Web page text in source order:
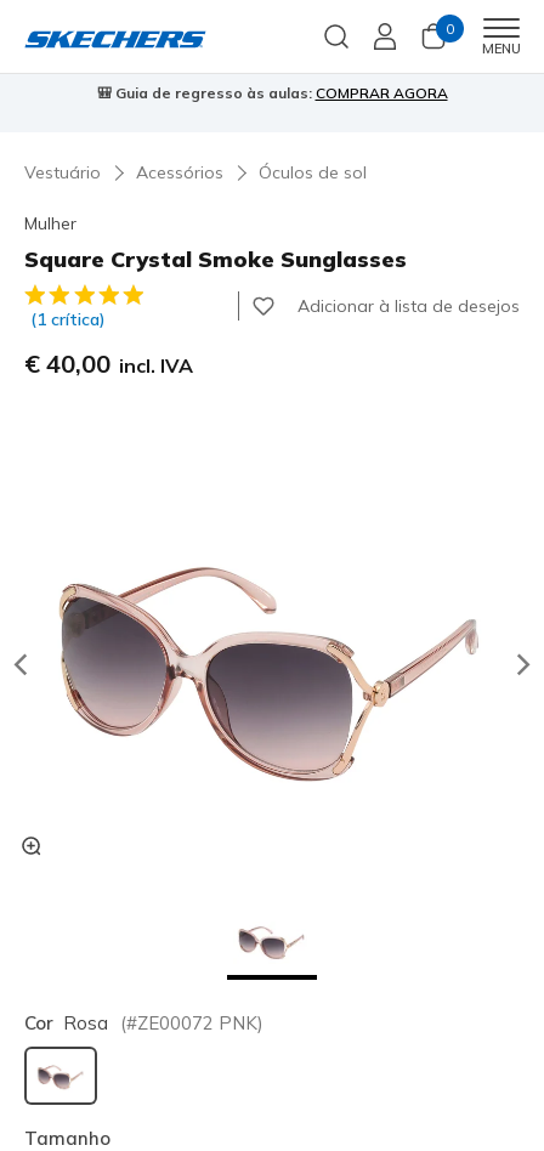
0
MENU
🎒 Guia de regresso às aulas: COMPRAR AGORA
Vestuário Acessórios Óculos de sol
Mulher
Square Crystal Smoke Sunglasses
3$7 de 5 – Classificação do cliente
(1 crítica)
Adicionar à lista de desejos
€ 40,00 incl. IVA
Cor Rosa (#ZE00072 PNK)
selecionado
Tamanho